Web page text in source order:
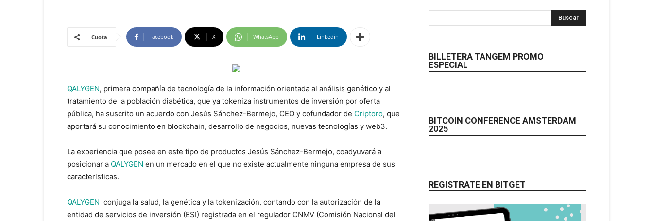
Cuota Facebook X WhatsApp Linkedin
QALYGEN, primera compañía de tecnología de la información orientada al análisis genético y al
tratamiento de la población diabética, que ya tokeniza instrumentos de inversión por oferta
pública, ha suscrito un acuerdo con Jesús Sánchez-Bermejo, CEO y cofundador de Criptoro, que
aportará su conocimiento en blockchain, desarrollo de negocios, nuevas tecnologías y web3.
La experiencia que posee en este tipo de productos Jesús Sánchez-Bermejo, coadyuvará a
posicionar a QALYGEN en un mercado en el que no existe actualmente ninguna empresa de sus
características.
QALYGEN conjuga la salud, la genética y la tokenización, contando con la autorización de la
entidad de servicios de inversión (ESI) registrada en el regulador CNMV (Comisión Nacional del
BILLETERA TANGEM PROMO
ESPECIAL
BITCOIN CONFERENCE AMSTERDAM
2025
REGISTRATE EN BITGET